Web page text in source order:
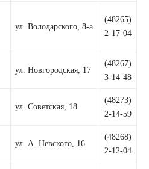
ул. Володарского, 8-а
(48265)
2-17-04
ул. Новгородская, 17
(48267)
3-14-48
ул. Советская, 18
(48273)
2-14-59
ул. А. Невского, 16
(48268)
2-12-04